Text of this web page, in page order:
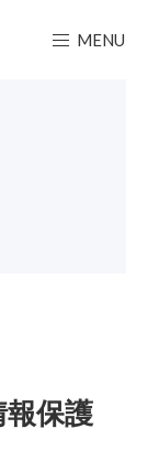
MENU
報保護